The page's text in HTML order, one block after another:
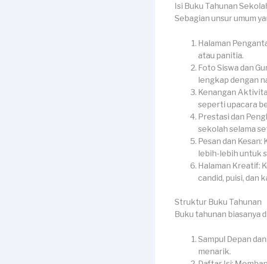
Isi Buku Tahunan
Sebagian unsur umum
Halaman
atau panitia.
Foto Siswa dan
lengkap dengan
Kenangan
seperti upacara
Prestasi dan
sekolah selama
Pesan dan
lebih-lebih untuk
Halaman Kreatif:
candid, puisi, dan
Struktur Buku Tahunan
Buku tahunan biasanya
Sampul Depan
menarik.